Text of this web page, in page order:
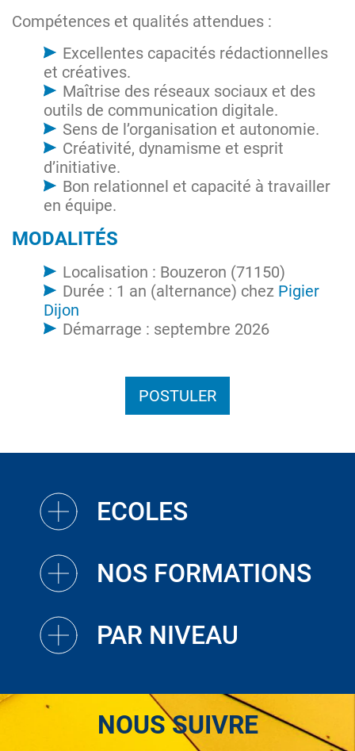
Compétences et qualités attendues :
Excellentes capacités rédactionnelles
et créatives.
Maîtrise des réseaux sociaux et des
outils de communication digitale.
Sens de l’organisation et autonomie.
Créativité, dynamisme et esprit
d’initiative.
Bon relationnel et capacité à travailler
en équipe.
MODALITÉS
Localisation : Bouzeron (71150)
Durée : 1 an (alternance) chez Pigier
Dijon
Démarrage : septembre 2026
POSTULER
ECOLES
NOS FORMATIONS
PAR NIVEAU
NOUS SUIVRE